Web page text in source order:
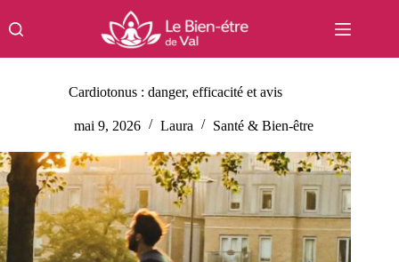
au
contenu
Cardiotonus : danger, efficacité et avis
mai 9, 2026 Laura Santé & Bien-être